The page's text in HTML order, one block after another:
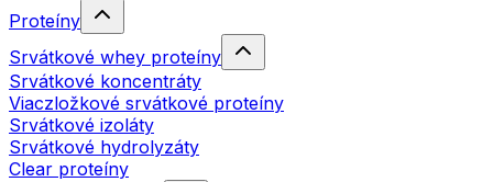
Proteíny
Srvátkové whey proteíny
Srvátkové koncentráty
Viaczložkové srvátkové proteíny
Srvátkové izoláty
Srvátkové hydrolyzáty
Clear proteíny